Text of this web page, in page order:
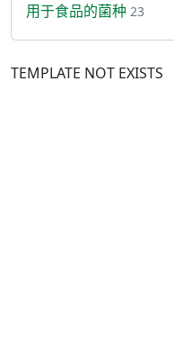
用于食品的菌种 23
TEMPLATE NOT EXISTS